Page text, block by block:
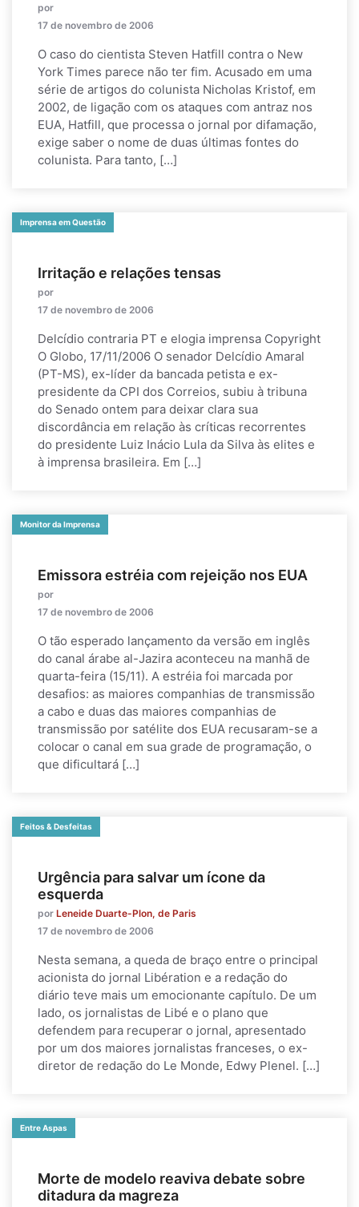
por
17 de novembro de 2006
O caso do cientista Steven Hatfill contra o New
York Times parece não ter fim. Acusado em uma
série de artigos do colunista Nicholas Kristof, em
2002, de ligação com os ataques com antraz nos
EUA, Hatfill, que processa o jornal por difamação,
exige saber o nome de duas últimas fontes do
colunista. Para tanto, […]
Imprensa em Questão
Irritação e relações tensas
por
17 de novembro de 2006
Delcídio contraria PT e elogia imprensa Copyright
O Globo, 17/11/2006 O senador Delcídio Amaral
(PT-MS), ex-líder da bancada petista e ex-
presidente da CPI dos Correios, subiu à tribuna
do Senado ontem para deixar clara sua
discordância em relação às críticas recorrentes
do presidente Luiz Inácio Lula da Silva às elites e
à imprensa brasileira. Em […]
Monitor da Imprensa
Emissora estréia com rejeição nos EUA
por
17 de novembro de 2006
O tão esperado lançamento da versão em inglês
do canal árabe al-Jazira aconteceu na manhã de
quarta-feira (15/11). A estréia foi marcada por
desafios: as maiores companhias de transmissão
a cabo e duas das maiores companhias de
transmissão por satélite dos EUA recusaram-se a
colocar o canal em sua grade de programação, o
que dificultará […]
Feitos & Desfeitas
Urgência para salvar um ícone da
esquerda
por Leneide Duarte-Plon, de Paris
17 de novembro de 2006
Nesta semana, a queda de braço entre o principal
acionista do jornal Libération e a redação do
diário teve mais um emocionante capítulo. De um
lado, os jornalistas de Libé e o plano que
defendem para recuperar o jornal, apresentado
por um dos maiores jornalistas franceses, o ex-
diretor de redação do Le Monde, Edwy Plenel. […]
Entre Aspas
Morte de modelo reaviva debate sobre
ditadura da magreza